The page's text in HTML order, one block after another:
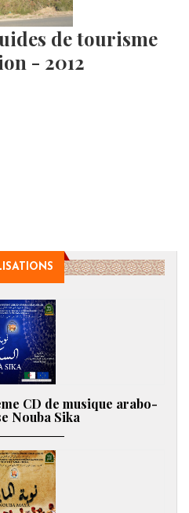
de tourisme
- 2012
CD de musique arabo-
Nouba Sika